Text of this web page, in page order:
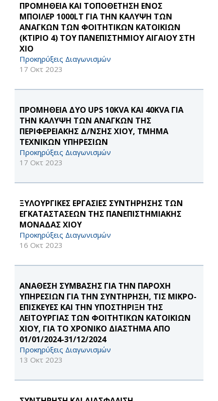
ΠΡΟΜΗΘΕΙΑ ΚΑΙ ΤΟΠΟΘΕΤΗΣΗ ΕΝΟΣ
ΜΠΟΙΛΕΡ 1000LT ΓΙΑ ΤΗΝ ΚΑΛΥΨΗ ΤΩΝ
ΑΝΑΓΚΩΝ ΤΩΝ ΦΟΙΤΗΤΙΚΩΝ ΚΑΤΟΙΚΙΩΝ
(ΚΤΙΡΙΟ 4) ΤΟΥ ΠΑΝΕΠΙΣΤΗΜΙΟΥ ΑΙΓΑΙΟΥ ΣΤΗ
ΧΙΟ
Προκηρύξεις Διαγωνισμών
17 Οκτ 2023
ΠΡΟΜΗΘΕΙΑ ΔΥΟ UPS 10KVA ΚΑΙ 40KVA ΓΙΑ
ΤΗΝ ΚΑΛΥΨΗ ΤΩΝ ΑΝΑΓΚΩΝ ΤΗΣ
ΠΕΡΙΦΕΡΕΙΑΚΗΣ Δ/ΝΣΗΣ ΧΙΟΥ, ΤΜΗΜΑ
ΤΕΧΝΙΚΩΝ ΥΠΗΡΕΣΙΩΝ
Προκηρύξεις Διαγωνισμών
17 Οκτ 2023
ΞΥΛΟΥΡΓΙΚΕΣ ΕΡΓΑΣΙΕΣ ΣΥΝΤΗΡΗΣΗΣ ΤΩΝ
ΕΓΚΑΤΑΣΤΑΣΕΩΝ ΤΗΣ ΠΑΝΕΠΙΣΤΗΜΙΑΚΗΣ
ΜΟΝΑΔΑΣ ΧΙΟΥ
Προκηρύξεις Διαγωνισμών
16 Οκτ 2023
ΑΝΑΘΕΣΗ ΣΥΜΒΑΣΗΣ ΓΙΑ ΤΗΝ ΠΑΡΟΧΗ
ΥΠΗΡΕΣΙΩΝ ΓΙΑ ΤΗΝ ΣΥΝΤΗΡΗΣΗ, ΤΙΣ ΜΙΚΡΟ-
ΕΠΙΣΚΕΥΕΣ ΚΑΙ ΤΗΝ ΥΠΟΣΤΗΡΙΞΗ ΤΗΣ
ΛΕΙΤΟΥΡΓΙΑΣ ΤΩΝ ΦΟΙΤΗΤΙΚΩΝ ΚΑΤΟΙΚΙΩΝ
ΧΙΟΥ, ΓΙΑ ΤΟ ΧΡΟΝΙΚΟ ΔΙΑΣΤΗΜΑ ΑΠΟ
01/01/2024-31/12/2024
Προκηρύξεις Διαγωνισμών
13 Οκτ 2023